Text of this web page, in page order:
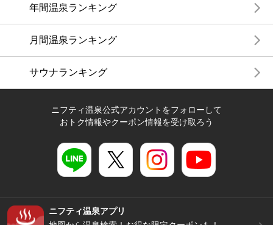
年間温泉ランキング
月間温泉ランキング
サウナランキング
ニフティ温泉公式アカウントをフォローして
おトク情報やクーポン情報を受け取ろう
ニフティ温泉アプリ